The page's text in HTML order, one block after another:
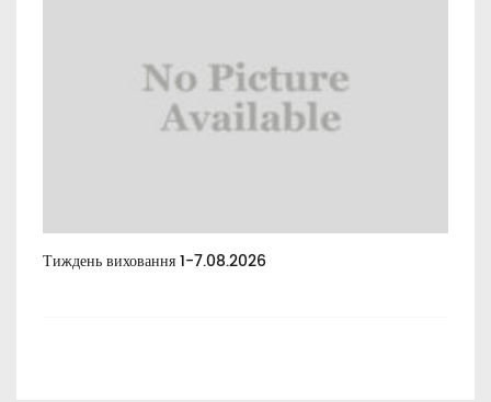
Тиждень виховання 1-7.08.2026